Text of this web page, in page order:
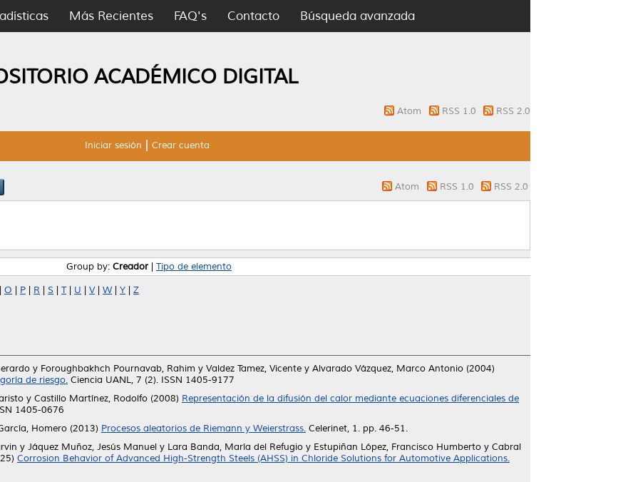
Más Recientes FAQ's Contacto Búsqueda avanzada
ACADÉMICO DIGITAL
Atom RSS 1.0 RSS 2.0
Iniciar sesión Crear cuenta
Atom RSS 1.0 RSS 2.0
Group by: Creador Tipo de elemento
O P R S T| U V| W Y Z
y Foroughbakhch Pournavab, Rahim y Valdez Tamez, Vicente y Alvarado Vázquez, Marco Antonio (2004)
de riesgo. Ciencia UANL, 7 (2). ISSN 1405-9177
y Castillo Martínez, Rodolfo (2008) Representación de la difusión del calor mediante ecuaciones diferenciales de
1405-0676
Homero (2013) Procesos aleatorios de Riemann y Weierstrass. Celerinet, 1. pp. 46-51.
y Jáquez Muñoz, Jesús Manuel y Lara Banda, María del Refugio y Estupiñan López, Francisco Humberto y Cabral
Corrosion Behavior of Advanced High-Strength Steels (AHSS) in Chloride Solutions for Automotive Applications.